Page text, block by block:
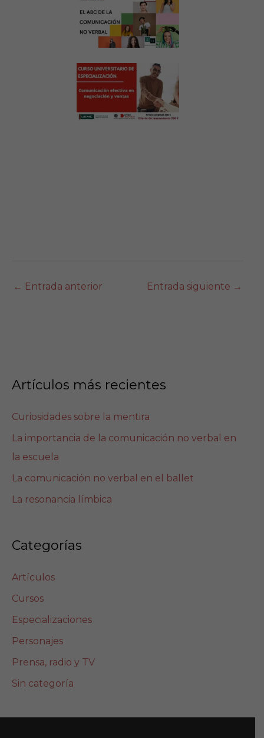
← Entrada anterior Entrada siguiente →
Artículos más recientes
Curiosidades sobre la mentira
La importancia de la comunicación no verbal en
la escuela
La comunicación no verbal en el ballet
La resonancia límbica
Categorías
Artículos
Cursos
Especializaciones
Personajes
Prensa, radio y TV
Sin categoría